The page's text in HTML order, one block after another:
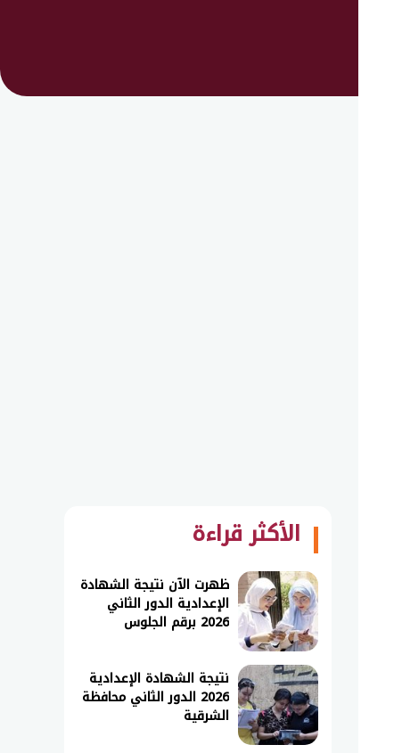
الأكثر قراءة
ظهرت الآن نتيجة الشهادة
الإعدادية الدور الثاني
2026 برقم الجلوس
نتيجة الشهادة الإعدادية
2026 الدور الثاني محافظة
الشرقية